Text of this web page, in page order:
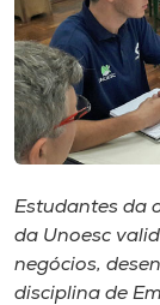
Editora
Rádio
Unoesc
Store
Estudantes da
da Unoesc
negócios,
disciplina de